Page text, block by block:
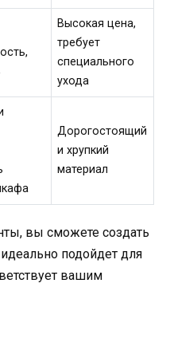
Высокая цена,
требует
специального
ухода
Дорогостоящий
и хрупкий
материал
вы сможете создать
подойдет для
вашим